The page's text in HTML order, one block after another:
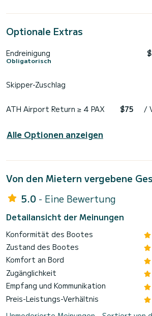
Optionale Extras
Endreinigung
Obligatorisch
Skipper-Zuschlag
ATH Airport Return ≥ 4 PAX $75 /
Alle Optionen anzeigen
Von den Mietern vergebene
5.0 - Eine Bewertung
Detailansicht der Meinungen
Konformität des Bootes
Zustand des Bootes
Komfort an Bord
Zugänglichkeit
Empfang und Kommunikation
Preis-Leistungs-Verhältnis